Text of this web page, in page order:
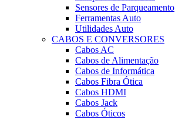
Sensores de Parqueamento
Ferramentas Auto
Utilidades Auto
CABOS E CONVERSORES
Cabos AC
Cabos de Alimentação
Cabos de Informática
Cabos Fibra Ótica
Cabos HDMI
Cabos Jack
Cabos Óticos